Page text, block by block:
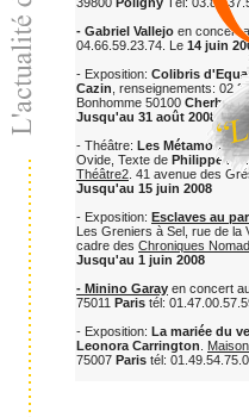
- Gabriel Vallejo en concert
04.66.59.23.74. Le 14 juin
- Exposition: Colibris
Cazin , renseignements:
Bonhomme 50100
Jusqu'au 31 août 2008
- Théâtre: Les
Ovide, Texte de Philippe
Théâtre2 . 41 avenue des
Jusqu'au 15 juin 2008
- Exposition: Esclaves au
Les Greniers à Sel, rue de la
cadre des Chroniques
Jusqu'au 1 juin 2008
- Minino Garay en concert
75011 Paris tél:
- Exposition: La mariée du
Leonora Carrington
75007 Paris tél: